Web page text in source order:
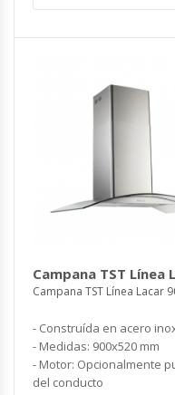
Campana TST Línea
Campana TST Línea Lacar
- Construída en acero
- Medidas: 900x520 mm
- Motor: Opcionalmente
del conducto